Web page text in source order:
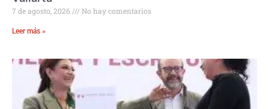
7 de agosto, 2026 No hay comentarios
Leer más »